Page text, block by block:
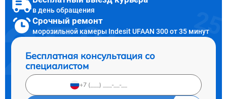
в день обращения
Срочный ремонт
морозильной камеры Indesit UFAAN 300 от 35 минут
Бесплатная консультация со
специалистом